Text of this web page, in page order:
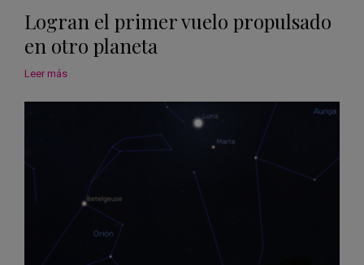
Logran el primer vuelo propulsado
en otro planeta
Leer más